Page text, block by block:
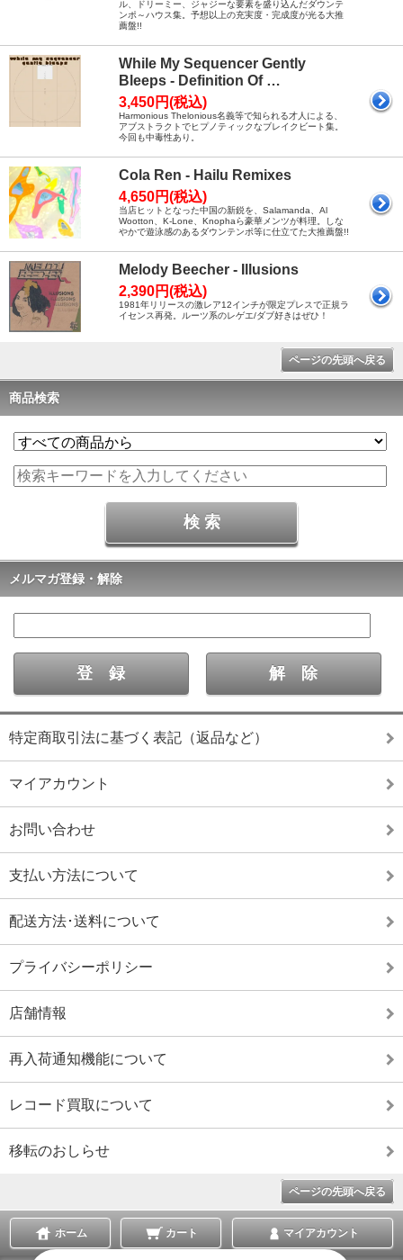
ル、ドリーミー、ジャジーな要素を盛り込んだダウンテ
ンポ～ハウス集。予想以上の充実度・完成度が光る大推
薦盤!!
While My Sequencer Gently
Bleeps - Definition Of …
3,450円(税込)
Harmonious Thelonious名義等で知られる才人による、
アブストラクトでヒプノティックなブレイクビート集。
今回も中毒性あり。
Cola Ren - Hailu Remixes
4,650円(税込)
当店ヒットとなった中国の新鋭を、Salamanda、Al
Wootton、K-Lone、Knophaら豪華メンツが料理。しな
やかで遊泳感のあるダウンテンポ等に仕立てた大推薦盤!!
Melody Beecher - Illusions
2,390円(税込)
1981年リリースの激レア12インチが限定プレスで正規ラ
イセンス再発。ルーツ系のレゲエ/ダブ好きはぜひ！
ページの先頭へ戻る
商品検索
メルマガ登録・解除
特定商取引法に基づく表記（返品など）
マイアカウント
お問い合わせ
支払い方法について
配送方法･送料について
プライバシーポリシー
店舗情報
再入荷通知機能について
レコード買取について
移転のおしらせ
ページの先頭へ戻る
ホーム カート マイアカウント